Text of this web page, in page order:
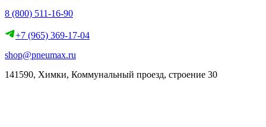
8 (800) 511-16-90
+7 (965) 369-17-04
shop@pneumax.ru
141590, Химки, Коммунальный проезд, строение 30